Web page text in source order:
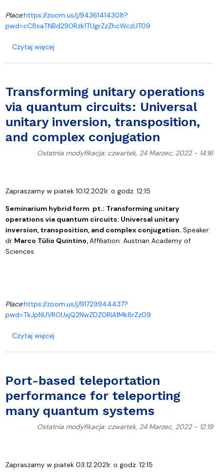
Place:https://zoom.us/j/94361414308?
pwd=cC8xaTNBd290Rzk1TUgrZzZhcWczUT09
Czytaj więcejo Hilbert-Schmidt distance to the closest
Transforming unitary operations
via quantum circuits: Universal
unitary inversion, transposition,
and complex conjugation
Ostatnia modyfikacja: czwartek, 24 Marzec, 2022 - 14:16
Zapraszamy w piatek 10.12.2021r. o godz. 12:15
Seminarium hybrid form pt.: Transforming unitary
operations via quantum circuits: Universal unitary
inversion, transposition, and complex conjugation. Speaker:
dr Marco Túlio Quintino, Affiliation: Austrian Academy of
Sciences
Place:https://zoom.us/j/91729944437?
pwd=TkJpNUVROUxjQ2NwZDZ0RlA1Mk8rZz09
Czytaj więcejo Transforming unitary operations via quantum
Port-based teleportation
performance for teleporting
many quantum systems
Ostatnia modyfikacja: czwartek, 24 Marzec, 2022 - 12:19
Zapraszamy w piatek 03.12.2021r. o godz. 12:15